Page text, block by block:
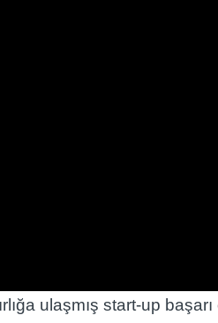
ulaşmış start-up